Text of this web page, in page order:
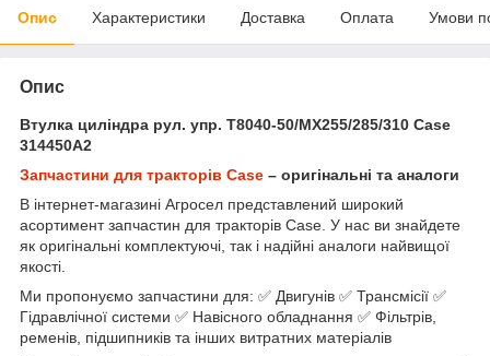
Опис Характеристики Доставка Оплата Умови
Опис
Втулка циліндра рул. упр. T8040-50/MX255/285/310 Case
314450A2
Запчастини для тракторів Case – оригінальні та аналоги
В інтернет-магазині Агросел представлений широкий
асортимент запчастин для тракторів Case. У нас ви знайдете
як оригінальні комплектуючі, так і надійні аналоги найвищої
якості.
Ми пропонуємо запчастини для: ✅ Двигунів ✅ Трансмісії ✅
Гідравлічної системи ✅ Навісного обладнання ✅ Фільтрів,
ременів, підшипників та інших витратних матеріалів